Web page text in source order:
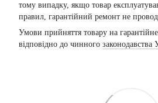
тому випадку, якщо товар
правил, гарантійний ремонт не
Умови прийняття товару на
відповідно до чинного законодавства